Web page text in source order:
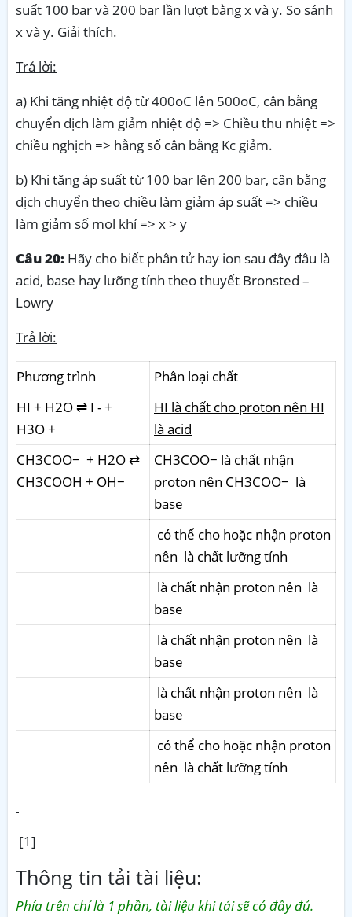
suất 100 bar và 200 bar lần lượt bằng x và y. So sánh
x và y. Giải thích.
Trả lời:
a) Khi tăng nhiệt độ từ 400oC lên 500oC, cân bằng
chuyển dịch làm giảm nhiệt độ => Chiều thu nhiệt =>
chiều nghịch => hằng số cân bằng Kc giảm.
b) Khi tăng áp suất từ 100 bar lên 200 bar, cân bằng
dịch chuyển theo chiều làm giảm áp suất => chiều
làm giảm số mol khí => x > y
Câu 20: Hãy cho biết phân tử hay ion sau đây đâu là
acid, base hay lưỡng tính theo thuyết Bronsted –
Lowry
Trả lời:
Phương trình
Phân loại chất
HI + H2O ⇌ I - +
H3O +
HI là chất cho proton nên HI
là acid
CH3COO− + H2O ⇄
CH3COOH + OH−
CH3COO− là chất nhận
proton nên CH3COO− là
base
có thể cho hoặc nhận proton
nên là chất lưỡng tính
là chất nhận proton nên là
base
là chất nhận proton nên là
base
là chất nhận proton nên là
base
có thể cho hoặc nhận proton
nên là chất lưỡng tính
[1]
Thông tin tải tài liệu:
Phía trên chỉ là 1 phần, tài liệu khi tải sẽ có đầy đủ.